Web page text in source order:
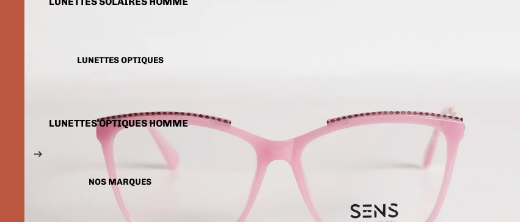
ENFANTSLUNETTES OPTIQUES
LUNETTES OPTIQUES HOMME
LUNETTES OPTIQUES FEMME
LUNETTES OPTIQUES
ENFANTSNOS MARQUES